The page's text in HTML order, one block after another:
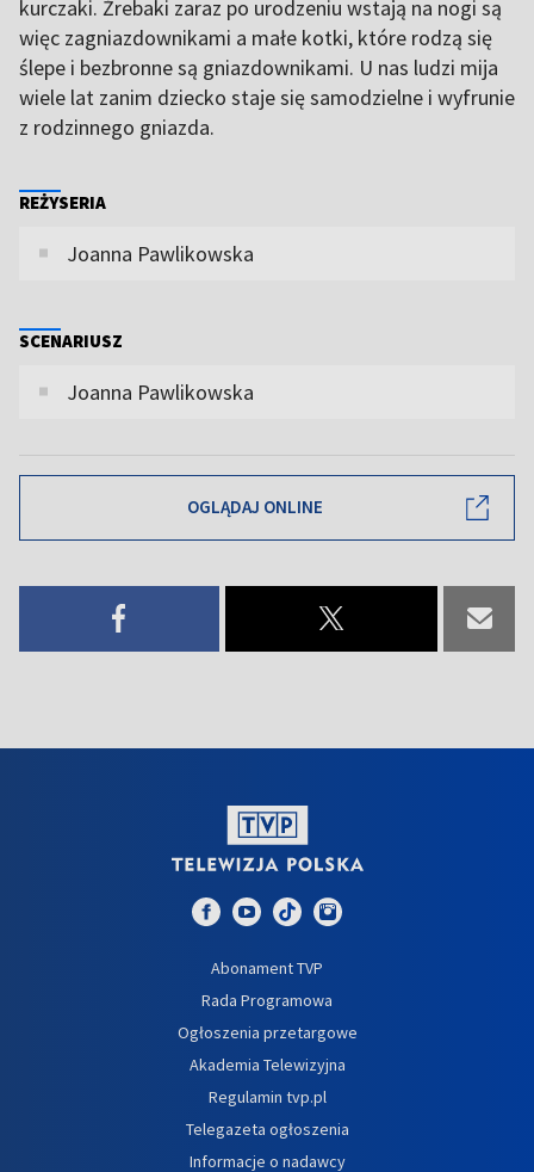
kurczaki. Źrebaki zaraz po urodzeniu wstają na nogi są
więc zagniazdownikami a małe kotki, które rodzą się
ślepe i bezbronne są gniazdownikami. U nas ludzi mija
wiele lat zanim dziecko staje się samodzielne i wyfrunie
z rodzinnego gniazda.
REŻYSERIA
Joanna Pawlikowska
SCENARIUSZ
Joanna Pawlikowska
OGLĄDAJ ONLINE
Abonament TVP
Rada Programowa
Ogłoszenia przetargowe
Akademia Telewizyjna
Regulamin tvp.pl
Telegazeta ogłoszenia
Informacje o nadawcy